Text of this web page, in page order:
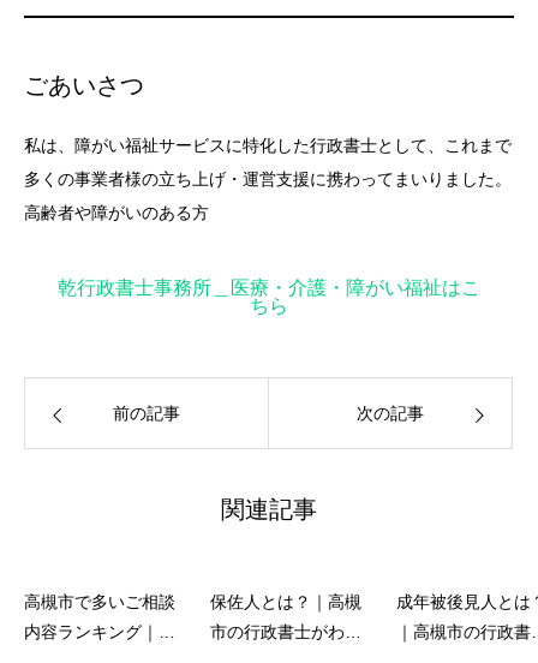
ごあいさつ
私は、障がい福祉サービスに特化した行政書士として、これまで
多くの事業者様の立ち上げ・運営支援に携わってまいりました。
高齢者や障がいのある方
乾行政書士事務所＿医療・介護・障がい福祉はこ
ちら
前の記事 次の記事
関連記事
高槻市で多いご相談
内容ランキング｜行
保佐人とは？｜高槻
市の行政書士がわか
成年被後見人とは
｜高槻市の行政書